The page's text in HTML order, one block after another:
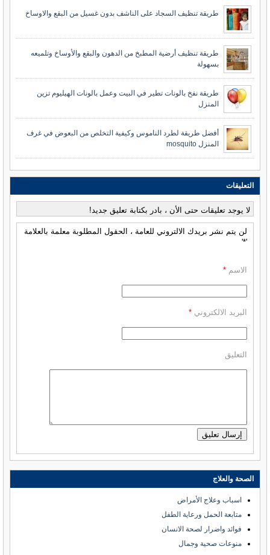
طريقة تنظيف السجاد على الناشف بدون غسيل من البقع والاوساخ
طريقة تنظيف أرضية المطبخ من الدهون والبقع والأوساخ وتلميعه
بسهولة
طريقة نفخ بالونات تطير في البيت وعمل بالونات الهيليوم تزين
المنزل
أفضل طريقة لطرد الناموس وكيفية التخلص من البعوض في غرف
المنزل mosquito
التعليقات
لا يوجد تعليقات حتى الأن ، بادر بكتابة تعليق جديد!
لن يتم نشر بريدك الالتروني للعامة ، الحقول المطلوبة معلمة بالعلامة
'*'
الاسم *
البريد الالكتروني *
التعليق
الصحة والعلاج
اسباب وعلاج الأمراض
متابعة الحمل ورعاية الطفل
فوائد واضرار لصحة الانسان
منوعات صحية وجمال